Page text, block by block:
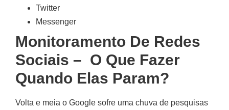
Twitter
Messenger
Monitoramento De Redes
Sociais – O Que Fazer
Quando Elas Param?
Volta e meia o Google sofre uma chuva de pesquisas